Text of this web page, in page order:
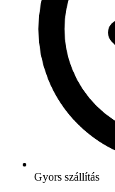
Gyors szállítás